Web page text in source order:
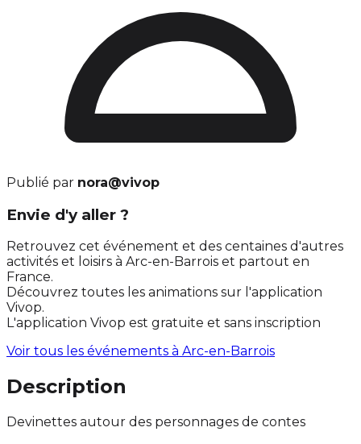
Publié par nora@vivop
Envie d'y aller ?
Retrouvez cet événement et des centaines d'autres
activités et loisirs à Arc-en-Barrois et partout en
France.
Découvrez toutes les animations sur l'application
Vivop.
L'application Vivop est gratuite et sans inscription
Voir tous les événements à Arc-en-Barrois
Description
Devinettes autour des personnages de contes